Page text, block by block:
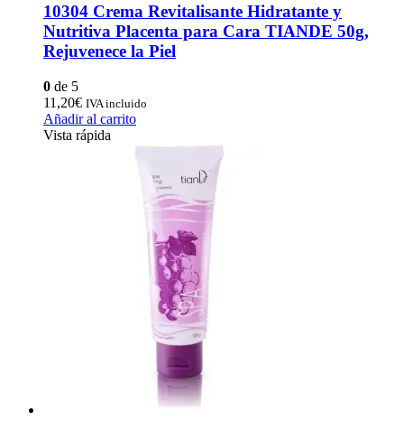
10304 Crema Revitalisante Hidratante y
Nutritiva Placenta para Cara TIANDE 50g,
Rejuvenece la Piel
0 de 5
11,20€ IVA incluido
Añadir al carrito
Vista rápida